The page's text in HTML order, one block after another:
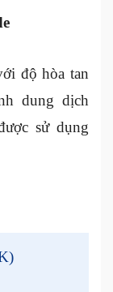
độ hòa tan
dung dịch
sử dụng